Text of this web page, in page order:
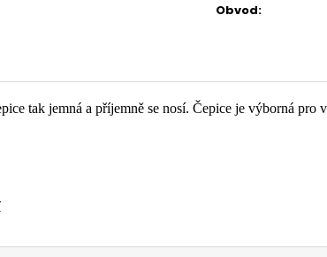
Obvod:
tak jemná a příjemně se nosí. Čepice je výborná pro